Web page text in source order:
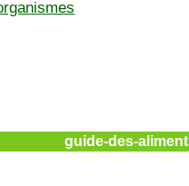
guide-des-